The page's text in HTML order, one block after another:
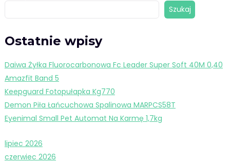
Szukaj
Ostatnie wpisy
Daiwa Żyłka Fluorocarbonowa Fc Leader Super Soft 40M 0,40
Amazfit Band 5
Keepguard Fotopułapka Kg770
Demon Piła Łańcuchowa Spalinowa MARPCS58T
Eyenimal Small Pet Automat Na Karmę 1,7kg
lipiec 2026
czerwiec 2026